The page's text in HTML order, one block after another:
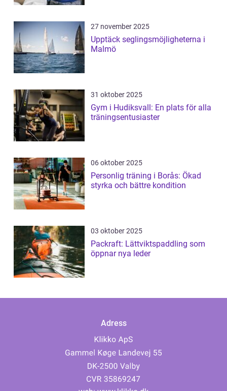
27 november 2025
Upptäck seglingsmöjligheterna i
Malmö
31 oktober 2025
Gym i Hudiksvall: En plats för alla
träningsentusiaster
06 oktober 2025
Personlig träning i Borås: Ökad
styrka och bättre kondition
03 oktober 2025
Packraft: Lättviktspaddling som
öppnar nya leder
Adress